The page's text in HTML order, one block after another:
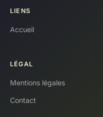
LIENS
Accueil
LÉGAL
Mentions légales
Contact